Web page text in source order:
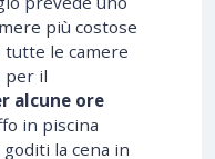
più costose
tutte le camere
per il
alcune ore
in piscina
goditi la cena in